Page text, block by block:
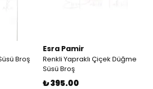
Broş
Esra Pamir
Renkli Yapraklı Çiçek Düğme
Süsü Broş
₺ 395.00